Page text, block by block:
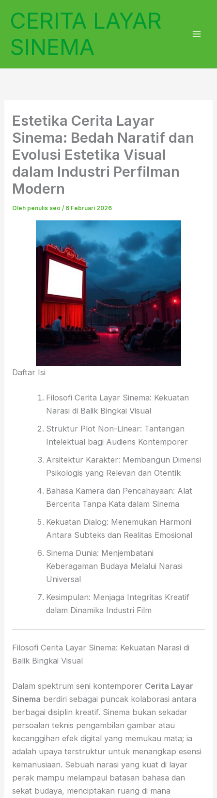
CERITA LAYAR
SINEMA
Estetika Cerita Layar
Sinema: Bedah Naratif dan
Evolusi Estetika Visual
dalam Industri Perfilman
Modern
Oleh penulis seo/ 6 Februari 2026
Daftar Isi
Filosofi Cerita Layar Sinema: Kekuatan
Narasi di Balik Bingkai Visual
Struktur Plot Non-Linear: Tantangan
Intelektual bagi Audiens Kontemporer
Arsitektur Karakter: Membangun Dimensi
Psikologis yang Relevan dan Otentik
Bahasa Kamera dan Pencahayaan: Alat
Bercerita Tanpa Kata dalam Sinema
Kekuatan Dialog: Menemukan Harmoni
Antara Subteks dan Realitas Emosional
Sinema Dunia: Menjembatani
Keberagaman Budaya Melalui Narasi
Universal
Kesimpulan: Menjaga Integritas Kreatif
dalam Dinamika Industri Film
Filosofi Cerita Layar Sinema: Kekuatan Narasi di
Balik Bingkai Visual
Dalam spektrum seni kontemporer Cerita Layar
Sinema berdiri sebagai puncak kolaborasi antara
berbagai disiplin kreatif. Sinema bukan sekadar
persoalan teknis pengambilan gambar atau
kecanggihan efek digital yang memukau mata; ia
adalah upaya terstruktur untuk menangkap esensi
kemanusiaan. Sebuah narasi yang kuat di layar
perak mampu melampaui batasan bahasa dan
sekat budaya, menciptakan ruang di mana